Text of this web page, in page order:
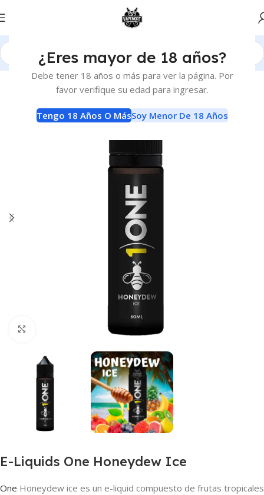
¿Eres mayor de 18 años?
Debe tener 18 años o más para ver la página. Por
favor verifique su edad para ingresar.
Tengo 18 Años O MásSoy Menor De 18 Años
Inicio E-Liquids E-Liquids
Haga clic para ampliar
E-Liquids One Honeydew Ice
One Honeydew ice es un e-liquid compuesto de frutas tropicales